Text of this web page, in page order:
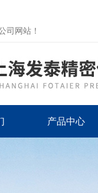
司网站！
产品中心